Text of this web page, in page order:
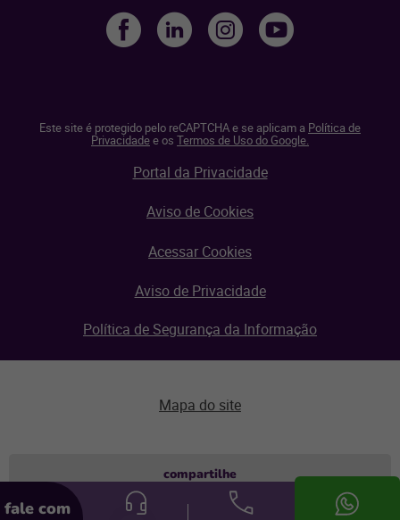
compartilhe
fale com
Este site é protegido pelo reCAPTCHA e se aplicam a Política de
Privacidadee os Termos de Uso do Google.
Portal da Privacidade
Aviso de Cookies
Acessar Cookies
Aviso de Privacidade
Política de Segurança da Informação
© Linx 2026.
Mapa do site